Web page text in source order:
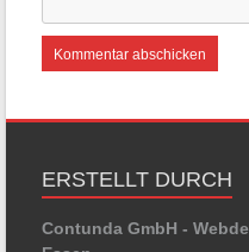
ERSTELLT DURCH
Contunda GmbH -